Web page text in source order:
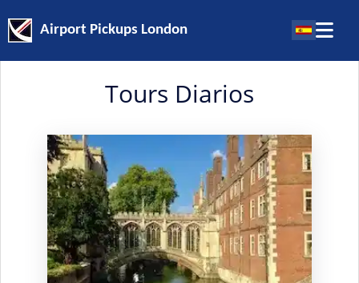
Airport Pickups London
Tours Diarios